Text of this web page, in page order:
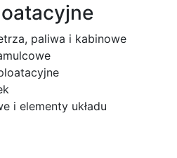
paliwa i kabinowe
i elementy układu